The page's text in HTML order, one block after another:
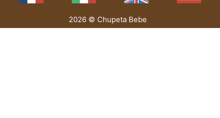
2026 © Chupeta Bebe